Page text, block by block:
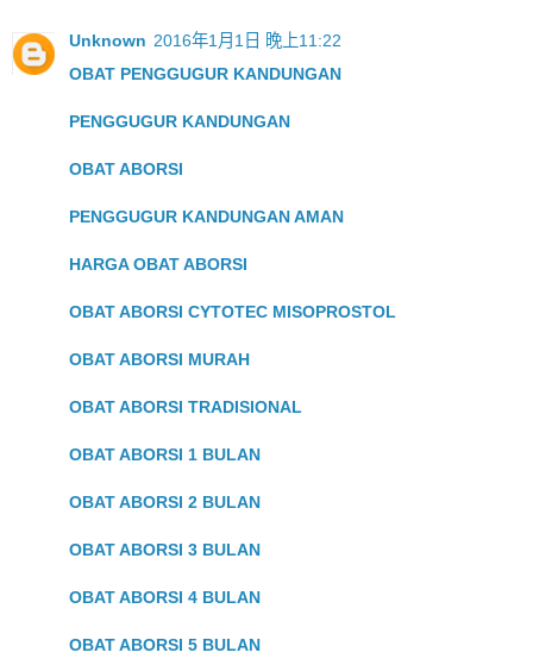
Unknown 2016年1月1日 晚上11:22
OBAT PENGGUGUR KANDUNGAN
PENGGUGUR KANDUNGAN
OBAT ABORSI
PENGGUGUR KANDUNGAN AMAN
HARGA OBAT ABORSI
OBAT ABORSI CYTOTEC MISOPROSTOL
OBAT ABORSI MURAH
OBAT ABORSI TRADISIONAL
OBAT ABORSI 1 BULAN
OBAT ABORSI 2 BULAN
OBAT ABORSI 3 BULAN
OBAT ABORSI 4 BULAN
OBAT ABORSI 5 BULAN